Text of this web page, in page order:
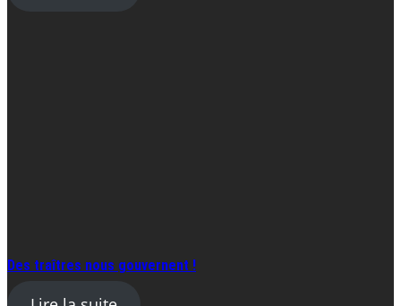
Des traîtres nous gouvernent !